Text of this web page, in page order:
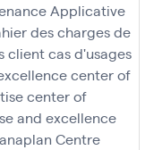
Applicative
des charges de
clientcas d'usages
center of
center of
and excellence
Centre